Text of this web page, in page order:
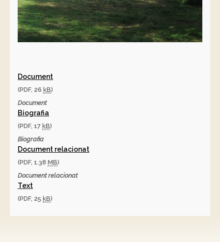
Document
(PDF, 26 kB)
Document
Biografia
(PDF, 17 kB)
Biografia
Document relacionat
(PDF, 1.38 MB)
Document relacionat
Text
(PDF, 25 kB)